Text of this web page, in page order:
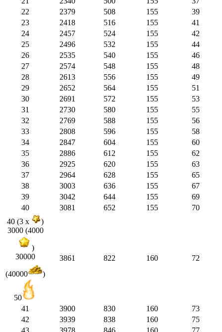
22
2379 508 155
39
23
2418 516 155
41
24
2457 524 155
42
25
2496 532 155
44
26
2535 540 155
46
27
2574 548 155
48
28
2613 556 155
49
29
2652 564 155
51
30
2691 572 155
53
31
2730 580 155
55
32
2769 588 155
56
33
2808 596 155
58
34
2847 604 155
60
35
2886 612 155
62
36
2925 620 155
63
37
2964 628 155
65
38
3003 636 155
67
39
3042 644 155
69
40
3081 652 155
70
40 (3 x
)
3000 (4000
)
30000
(40000 )
50
3861 822 160 72
41 3900 830 160
73
42
3939 838 160
75
43
3978 846 160 77